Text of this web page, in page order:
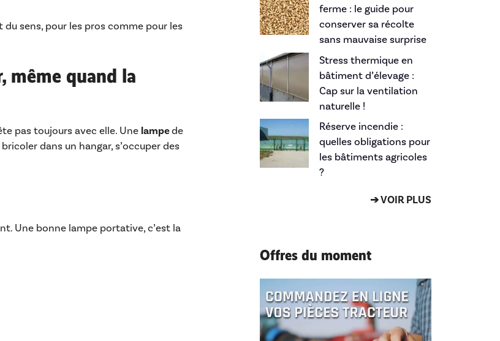
sens, pour les pros comme pour les
même quand la
pas toujours avec elle. Une lampede
dans un hangar, s’occuper des
Une bonne lampe portative, c’est la
ferme : le guide pour
conserver sa récolte
sans mauvaise surprise
Stress thermique en
bâtiment d’élevage :
Cap sur la ventilation
naturelle !
Réserve incendie :
quelles obligations pour
les bâtiments agricoles
?
➔ VOIR PLUS
Offres du moment